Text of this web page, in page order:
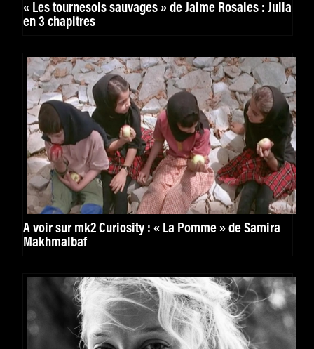
« Les tournesols sauvages » de Jaime Rosales : Julia
en 3 chapitres
À voir sur mk2 Curiosity : « La Pomme » de Samira
Makhmalbaf